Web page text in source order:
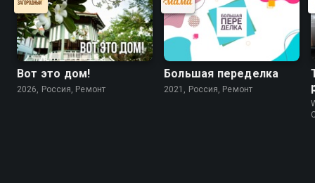
Вот это дом!
2026, Россия, Ремонт
Большая переделка
2021, Россия, Ремонт